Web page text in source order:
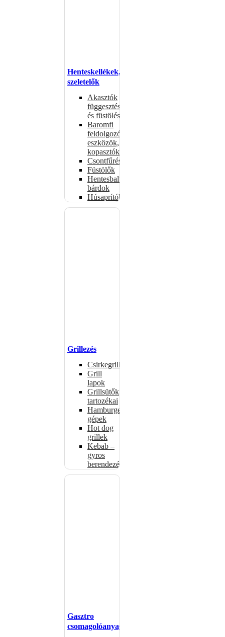
Henteskellékek,
szeletelők
Akasztók
függesztéshez
és füstöléshez
Baromfi
feldolgozó
eszközök,
kopasztók
Csontfűrészek
Füstölők
Hentesbalták,
bárdok
Húsaprítók
Grillezés
Csirkegrillek
Grill
lapok
Grillsütők
tartozékai
Hamburgerformázó
gépek
Hot dog
grillek
Kebab –
gyros
berendezés
Gasztro
csomagolóanyagok